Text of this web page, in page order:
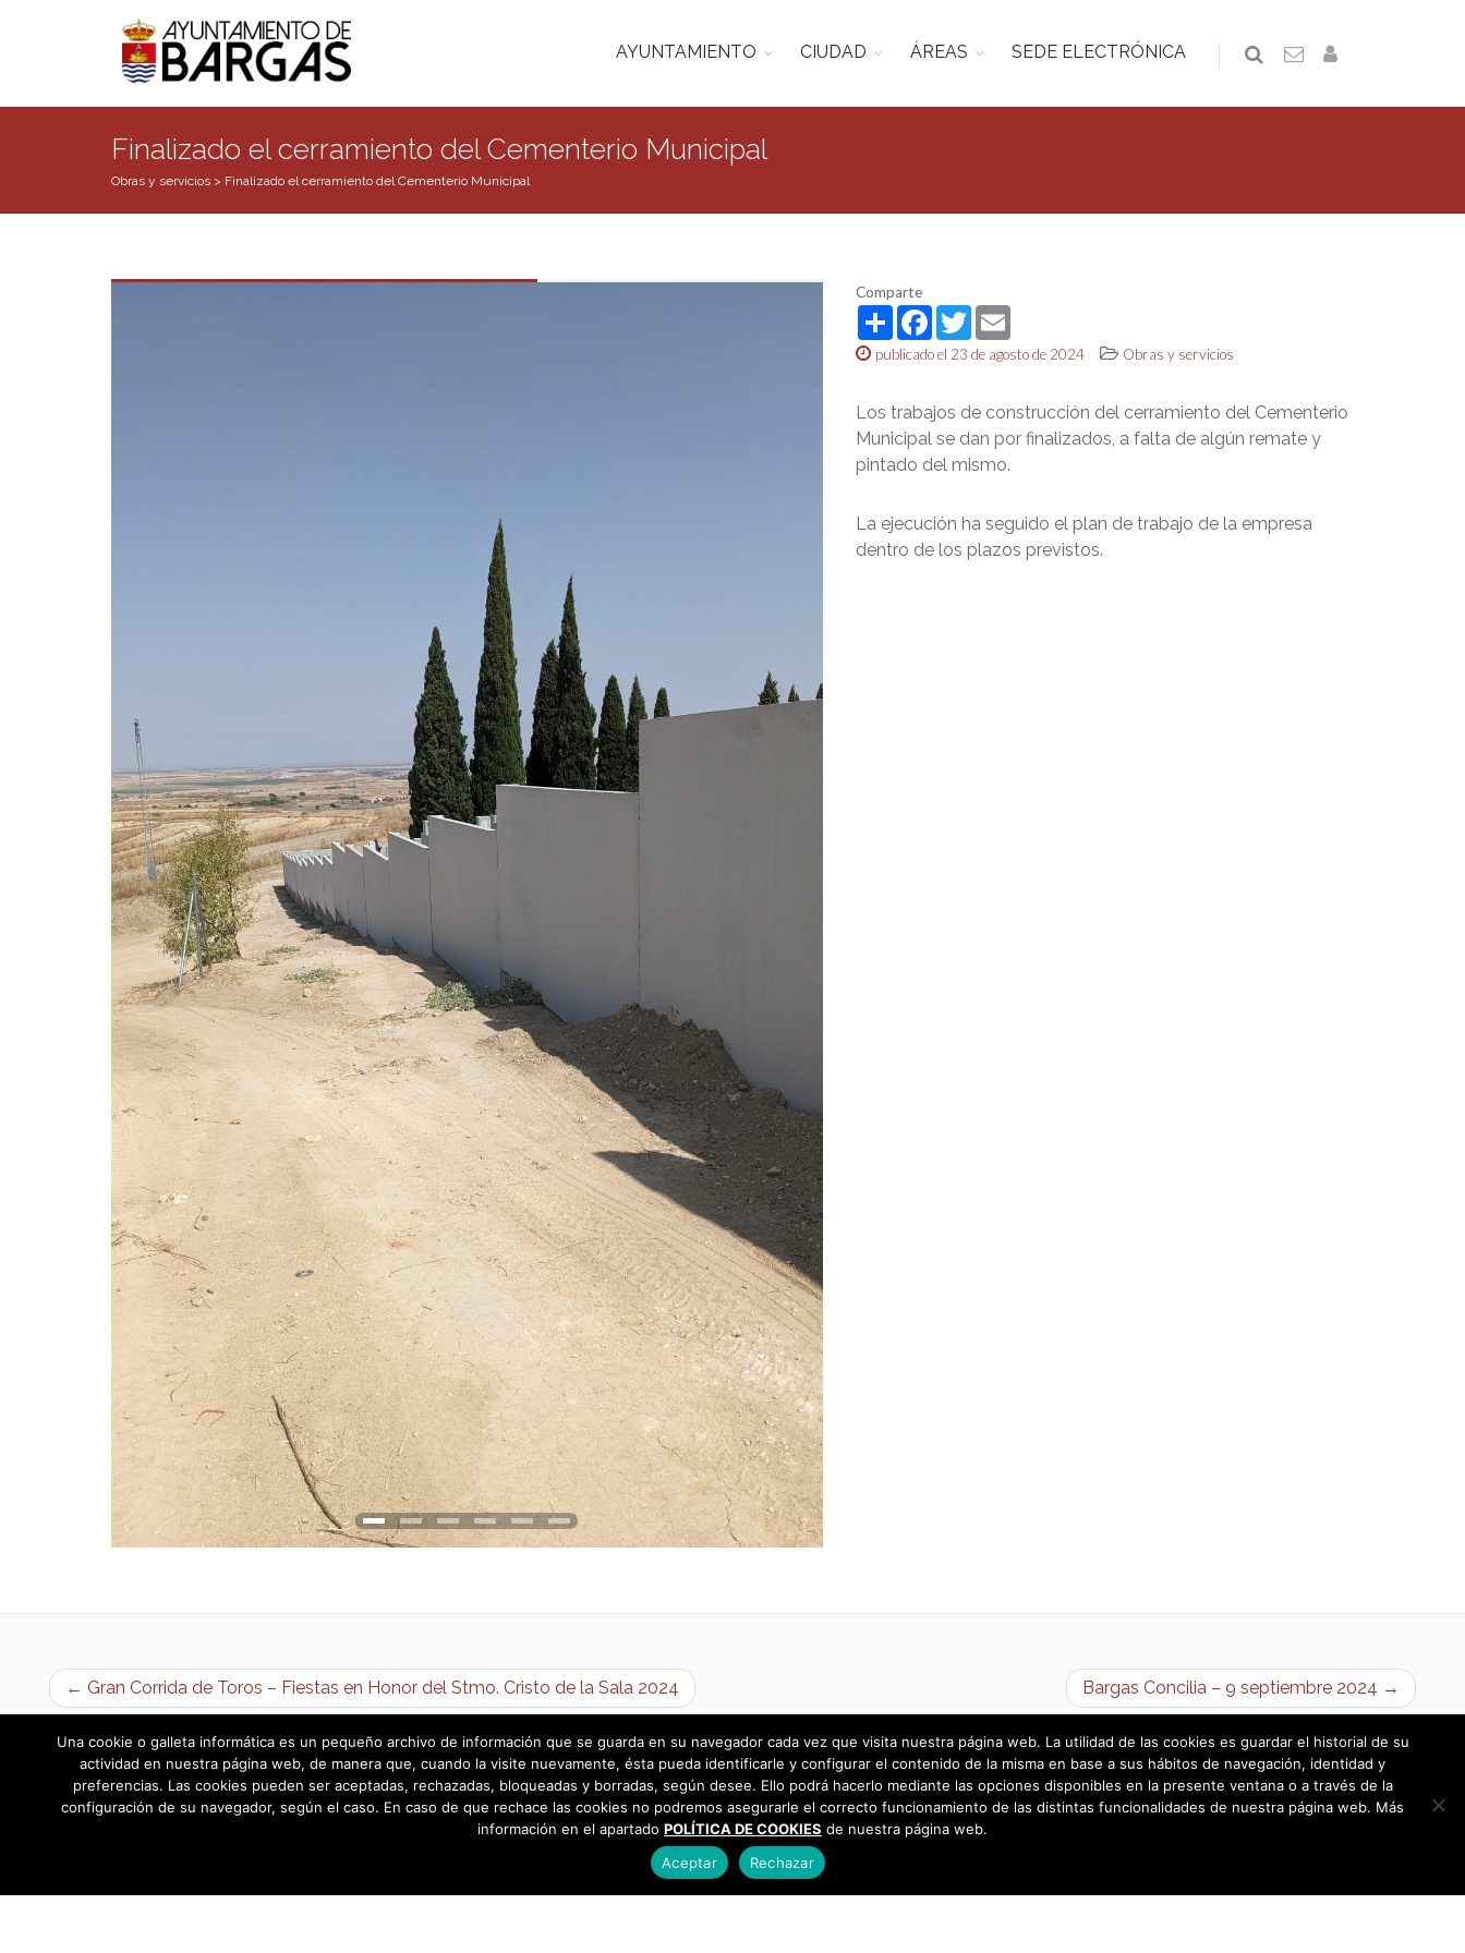
AYUNTAMIENTO CIUDAD ÁREAS SEDE ELECTRÓNICA
Finalizado el cerramiento del Cementerio Municipal
Obras y servicios > Finalizado el cerramiento del Cementerio Municipal
Comparte
ShareFacebook
TwitterEmail
publicado el 23 de agosto de 2024 Obras y servicios
Los trabajos de construcción del cerramiento del Cementerio
Municipal se dan por finalizados, a falta de algún remate y
pintado del mismo.
La ejecución ha seguido el plan de trabajo de la empresa
dentro de los plazos previstos.
← Gran Corrida de Toros – Fiestas en Honor del Stmo. Cristo de la Sala 2024 Bargas Concilia – 9 septiembre 2024 →
Una cookie o galleta informática es un pequeño archivo de información que se guarda en su navegador cada vez que visita nuestra página web. La utilidad de las cookies es guardar el historial de su
actividad en nuestra página web, de manera que, cuando la visite nuevamente, ésta pueda identificarle y configurar el contenido de la misma en base a sus hábitos de navegación, identidad y
preferencias. Las cookies pueden ser aceptadas, rechazadas, bloqueadas y borradas, según desee. Ello podrá hacerlo mediante las opciones disponibles en la presente ventana o a través de la
configuración de su navegador, según el caso. En caso de que rechace las cookies no podremos asegurarle el correcto funcionamiento de las distintas funcionalidades de nuestra página web. Más
información en el apartado POLÍTICA DE COOKIES de nuestra página web.
Aceptar
Rechazar